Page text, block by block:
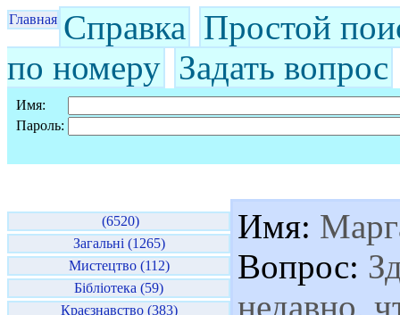
Главная Справка Простой
по номеру Задать вопрос
Имя:
Пароль:
(6520)
Загальні (1265)
Мистецтво (112)
Бібліотека (59)
Краєзнавство (383)
Имя:
Вопрос:
недавно,